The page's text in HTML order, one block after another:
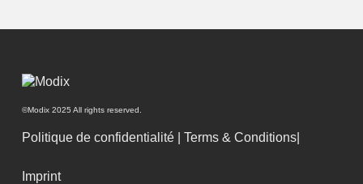
©Modix 2025 All rights reserved.
Politique de confidentialité| Terms & Conditions|
Imprint